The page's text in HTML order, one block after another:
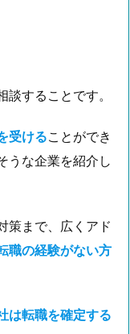
することです。
受けることができ
うな企業を紹介し
策まで、広くアド
職の経験がない方
は転職を確定する